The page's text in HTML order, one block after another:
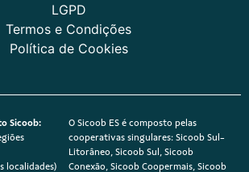
LGPD
Termos e Condições
Política de Cookies
O Sicoob ES é composto pelas
cooperativas singulares: Sicoob Sul-
Litorâneo, Sicoob Sul, Sicoob
Conexão, Sicoob Coopermais, Sicoob
Sicoob:
localidades)